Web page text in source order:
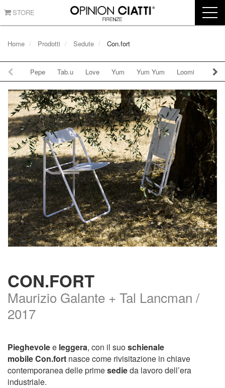
STORE
Home Prodotti Sedute Con.fort
Pepe Tab.u Love Yum Yum Yum Loomi B.tri
CON.FORT
Maurizio Galante + Tal Lancman /
2017
Pieghevolee leggera, con il suoschienale
mobileCon.fort nasce come rivisitazione in chiave
contemporanea delle primesedieda lavoro dell’era
industriale.